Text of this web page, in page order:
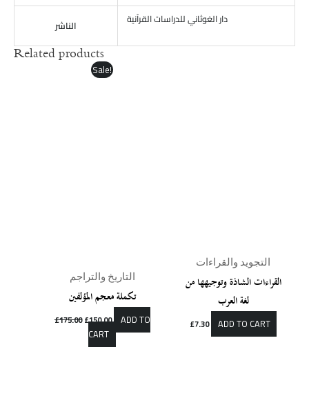
الناشر دار الغوثاني للدراسات القرآنية
Related products
Sale!
التاريخ والتراجم
تكملة معجم المؤلفين
£175.00
Original
price
was:
£150.00
Current
price
is:
ADD TO
CART
التجويد والقراءات
القراءات الشاذة وتوجيهها من
لغة العرب
£7.30 ADD TO CART